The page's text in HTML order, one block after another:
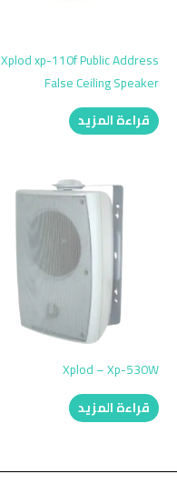
Xplod xp-110f Public Address
False Ceiling Speaker
قراءة المزيد
Xplod – Xp-530W
قراءة المزيد